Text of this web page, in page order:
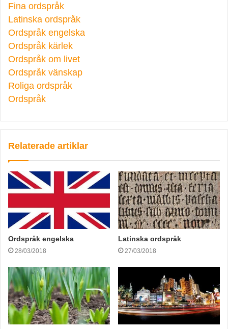
Fina ordspråk
Latinska ordspråk
Ordspråk engelska
Ordspråk kärlek
Ordspråk om livet
Ordspråk vänskap
Roliga ordspråk
Ordspråk
Relaterade artiklar
Ordspråk engelska
28/03/2018
Latinska ordspråk
27/03/2018